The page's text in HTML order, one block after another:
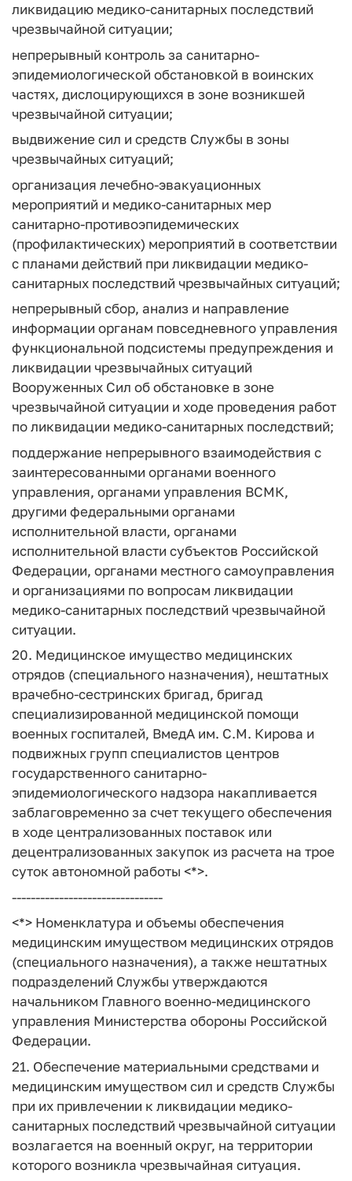
ликвидацию медико-санитарных последствий
чрезвычайной ситуации;
непрерывный контроль за санитарно-
эпидемиологической обстановкой в воинских
частях, дислоцирующихся в зоне возникшей
чрезвычайной ситуации;
выдвижение сил и средств Службы в зоны
чрезвычайных ситуаций;
организация лечебно-эвакуационных
мероприятий и медико-санитарных мер
санитарно-противоэпидемических
(профилактических) мероприятий в соответствии
с планами действий при ликвидации медико-
санитарных последствий чрезвычайных ситуаций;
непрерывный сбор, анализ и направление
информации органам повседневного управления
функциональной подсистемы предупреждения и
ликвидации чрезвычайных ситуаций
Вооруженных Сил об обстановке в зоне
чрезвычайной ситуации и ходе проведения работ
по ликвидации медико-санитарных последствий;
поддержание непрерывного взаимодействия с
заинтересованными органами военного
управления, органами управления ВСМК,
другими федеральными органами
исполнительной власти, органами
исполнительной власти субъектов Российской
Федерации, органами местного самоуправления
и организациями по вопросам ликвидации
медико-санитарных последствий чрезвычайной
ситуации.
20. Медицинское имущество медицинских
отрядов (специального назначения), нештатных
врачебно-сестринских бригад, бригад
специализированной медицинской помощи
военных госпиталей, ВмедА им. С.М. Кирова и
подвижных групп специалистов центров
государственного санитарно-
эпидемиологического надзора накапливается
заблаговременно за счет текущего обеспечения
в ходе централизованных поставок или
децентрализованных закупок из расчета на трое
суток автономной работы <*>.
--------------------------------
<*> Номенклатура и объемы обеспечения
медицинским имуществом медицинских отрядов
(специального назначения), а также нештатных
подразделений Службы утверждаются
начальником Главного военно-медицинского
управления Министерства обороны Российской
Федерации.
21. Обеспечение материальными средствами и
медицинским имуществом сил и средств Службы
при их привлечении к ликвидации медико-
санитарных последствий чрезвычайной ситуации
возлагается на военный округ, на территории
которого возникла чрезвычайная ситуация.